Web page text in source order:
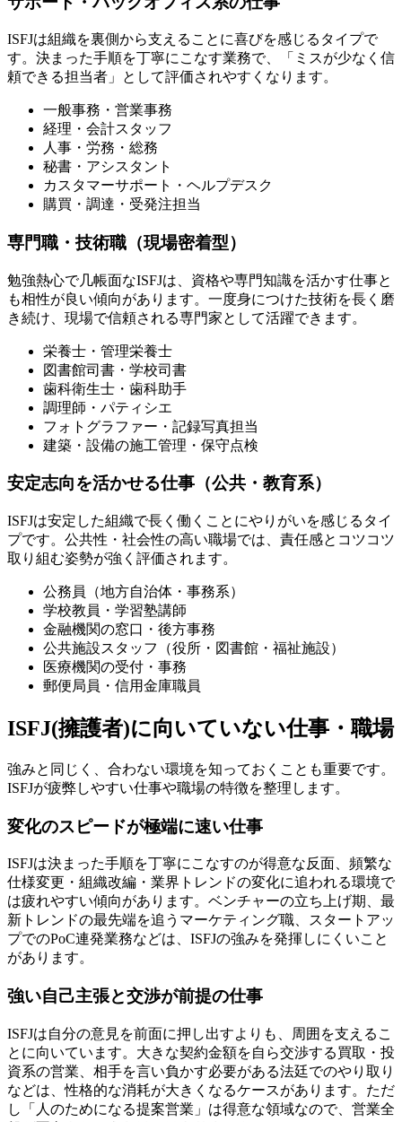
ISFJは組織を裏側から支えることに喜びを感じるタイプで
す。決まった手順を丁寧にこなす業務で、「ミスが少なく信
頼できる担当者」として評価されやすくなります。
一般事務・営業事務
経理・会計スタッフ
人事・労務・総務
秘書・アシスタント
カスタマーサポート・ヘルプデスク
購買・調達・受発注担当
専門職・技術職（現場密着型）
勉強熱心で几帳面なISFJは、資格や専門知識を活かす仕事と
も相性が良い傾向があります。一度身につけた技術を長く磨
き続け、現場で信頼される専門家として活躍できます。
栄養士・管理栄養士
図書館司書・学校司書
歯科衛生士・歯科助手
調理師・パティシエ
フォトグラファー・記録写真担当
建築・設備の施工管理・保守点検
安定志向を活かせる仕事（公共・教育系）
ISFJは安定した組織で長く働くことにやりがいを感じるタイ
プです。公共性・社会性の高い職場では、責任感とコツコツ
取り組む姿勢が強く評価されます。
公務員（地方自治体・事務系）
学校教員・学習塾講師
金融機関の窓口・後方事務
公共施設スタッフ（役所・図書館・福祉施設）
医療機関の受付・事務
郵便局員・信用金庫職員
ISFJ(擁護者)に向いていない仕事・職場
強みと同じく、合わない環境を知っておくことも重要です。
ISFJが疲弊しやすい仕事や職場の特徴を整理します。
変化のスピードが極端に速い仕事
ISFJは決まった手順を丁寧にこなすのが得意な反面、頻繁な
仕様変更・組織改編・業界トレンドの変化に追われる環境で
は疲れやすい傾向があります。ベンチャーの立ち上げ期、最
新トレンドの最先端を追うマーケティング職、スタートアッ
プでのPoC連発業務などは、ISFJの強みを発揮しにくいこと
があります。
強い自己主張と交渉が前提の仕事
ISFJは自分の意見を前面に押し出すよりも、周囲を支えるこ
とに向いています。大きな契約金額を自ら交渉する買取・投
資系の営業、相手を言い負かす必要がある法廷でのやり取り
などは、性格的な消耗が大きくなるケースがあります。ただ
し「人のためになる提案営業」は得意な領域なので、営業全